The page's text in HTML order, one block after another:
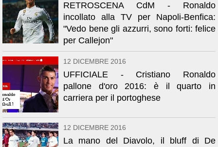
RETROSCENA CdM - Ronaldo
incollato alla TV per Napoli-Benfica:
"Vedo bene gli azzurri, sono forti: felice
per Callejon"
12 DICEMBRE 2016
UFFICIALE - Cristiano Ronaldo
pallone d'oro 2016: è il quarto in
carriera per il portoghese
12 DICEMBRE 2016
La mano del Diavolo, il bluff di De